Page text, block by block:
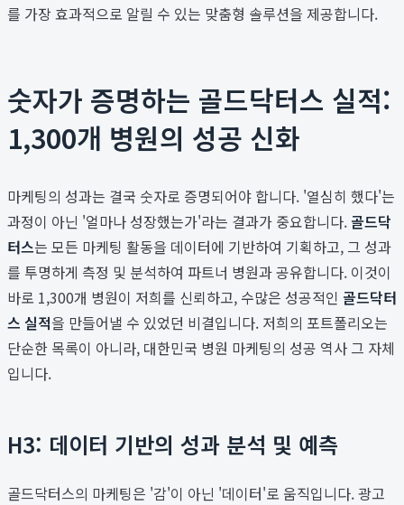
를 가장 효과적으로 알릴 수 있는 맞춤형 솔루션을 제공합니다.
숫자가 증명하는 골드닥터스 실적:
1,300개 병원의 성공 신화
마케팅의 성과는 결국 숫자로 증명되어야 합니다. '열심히 했다'는
과정이 아닌 '얼마나 성장했는가'라는 결과가 중요합니다. 골드닥
터스는 모든 마케팅 활동을 데이터에 기반하여 기획하고, 그 성과
를 투명하게 측정 및 분석하여 파트너 병원과 공유합니다. 이것이
바로 1,300개 병원이 저희를 신뢰하고, 수많은 성공적인 골드닥터
스 실적을 만들어낼 수 있었던 비결입니다. 저희의 포트폴리오는
단순한 목록이 아니라, 대한민국 병원 마케팅의 성공 역사 그 자체
입니다.
H3: 데이터 기반의 성과 분석 및 예측
골드닥터스의 마케팅은 '감'이 아닌 '데이터'로 움직입니다. 광고